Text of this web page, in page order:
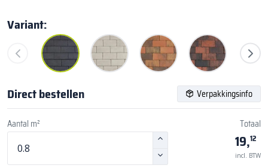
Variant:
Direct bestellen Verpakkingsinfo
Aantal m² Totaal
19,12
incl. BTW